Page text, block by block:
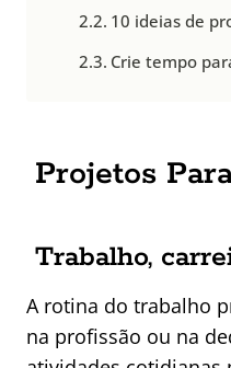
10 ideias de
Crie tempo
Projetos
Trabalho,
A rotina do trabalho
na profissão ou na